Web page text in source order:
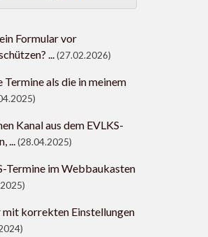
Formular vor
...(27.02.2026)
Termine als die in meinem
Kanal aus dem EVLKS-
...(28.04.2025)
Termine im Webbaukasten
korrekten Einstellungen